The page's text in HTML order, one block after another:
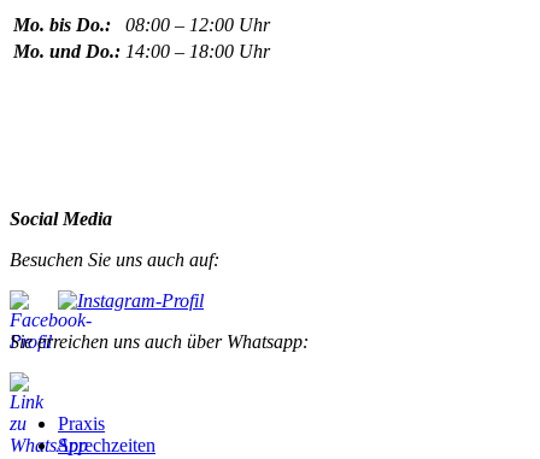
Mo. bis Do.:
08:00 – 12:00 Uhr
Mo. und Do.: 14:00 – 18:00 Uhr
Social Media
Besuchen Sie uns auch auf:
Sie erreichen uns auch über Whatsapp:
Praxis
Sprechzeiten